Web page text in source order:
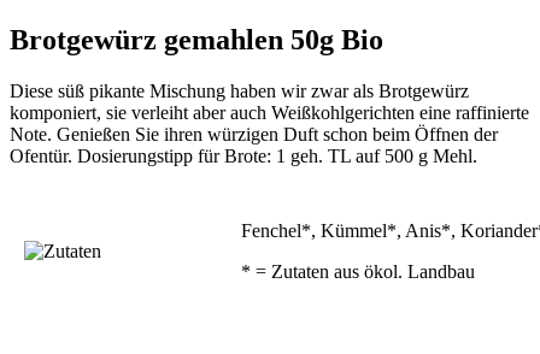
Brotgewürz gemahlen 50g Bio
Diese süß pikante Mischung haben wir zwar als Brotgewürz
komponiert, sie verleiht aber auch Weißkohlgerichten eine raffinierte
Note. Genießen Sie ihren würzigen Duft schon beim Öffnen der
Ofentür. Dosierungstipp für Brote: 1 geh. TL auf 500 g Mehl.
Fenchel*, Kümmel*, Anis*,
* = Zutaten aus ökol. Landbau